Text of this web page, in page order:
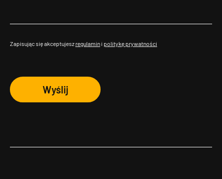
Zapisując się akceptujesz regulamin i politykę prywatności
Wyślij